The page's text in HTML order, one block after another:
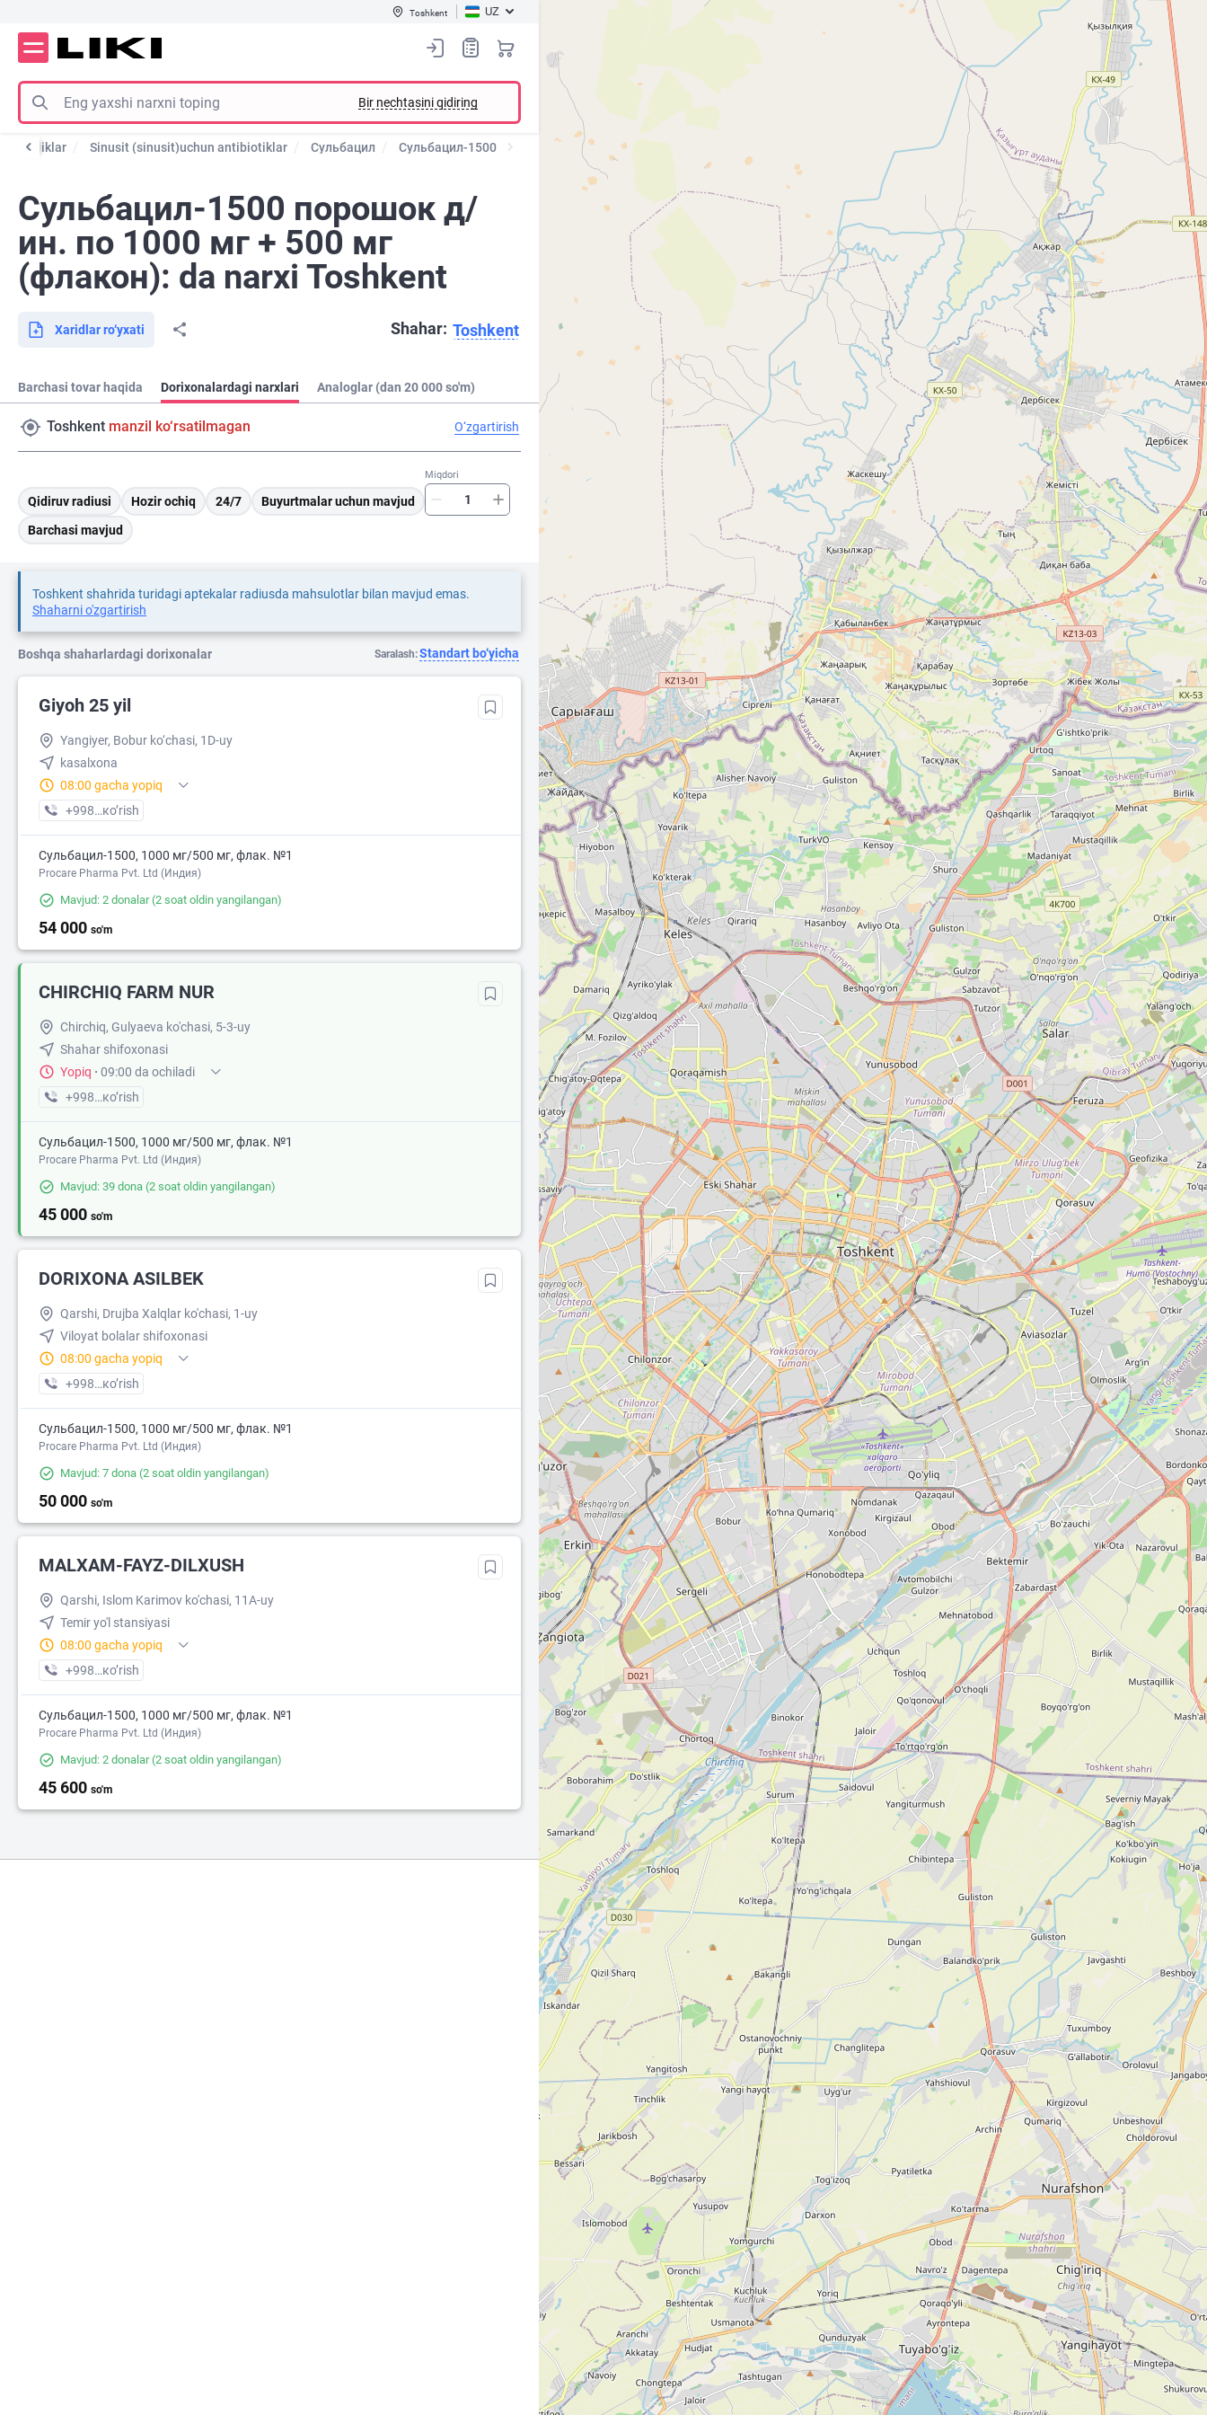
Toshkent UZ
Bir nechtasini qidiring
Sinusit (sinusit)uchun antibiotiklar Сульбацил Сульбацил-1500
Сульбацил-1500 порошок д/
ин. по 1000 мг + 500 мг
(флакон): da narxi Toshkent
Shahar: Toshkent
Xaridlar ro‘yxati
Barchasi tovar haqida Dorixonalardagi narxlari Analoglar (dan 20 000 so'm)
Toshkent manzil ko‘rsatilmagan O‘zgartirish
Qidiruv radiusi Hozir ochiq 24/7 Buyurtmalar uchun mavjud
Miqdori
Barchasi mavjud
Toshkent shahrida turidagi aptekalar radiusda mahsulotlar bilan mavjud emas.
Shaharni o'zgartirish
Boshqa shaharlardagi dorixonalar Saralash:Standart bo‘yicha
Giyoh 25 yil
Yangiyer, Bobur ko‘chasi, 1D-uy
kasalxona
08:00 gacha yopiq
+998 (94) XXX-XX-XX
кo’rish
Сульбацил-1500, 1000 мг/500 мг, флак. №1
Procare Pharma Pvt. Ltd (Индия)
Mavjud: 2 donalar(2 soat oldin yangilangan)
54 000 so'm
CHIRCHIQ FARM NUR
Chirchiq, Gulyaeva ko'chasi, 5-3-uy
Shahar shifoxonasi
Yopiq · 09:00 da ochiladi
+998 (70) XXX-XX-XX
кo’rish
Сульбацил-1500, 1000 мг/500 мг, флак. №1
Procare Pharma Pvt. Ltd (Индия)
Mavjud: 39 dona (2 soat oldin yangilangan)
45 000 so'm
DORIXONA ASILBEK
Qarshi, Drujba Xalqlar ko'chasi, 1-uy
Viloyat bolalar shifoxonasi
08:00 gacha yopiq
+998 (90) XXX-XX-XX
кo’rish
Сульбацил-1500, 1000 мг/500 мг, флак. №1
Procare Pharma Pvt. Ltd (Индия)
Mavjud: 7 dona (2 soat oldin yangilangan)
50 000 so'm
MALXAM-FAYZ-DILXUSH
Qarshi, Islom Karimov ko'chasi, 11A-uy
Temir yo'l stansiyasi
08:00 gacha yopiq
+998 (75) XXX-XX-XX
кo’rish
Сульбацил-1500, 1000 мг/500 мг, флак. №1
Procare Pharma Pvt. Ltd (Индия)
Mavjud: 2 donalar(2 soat oldin yangilangan)
45 600 so'm